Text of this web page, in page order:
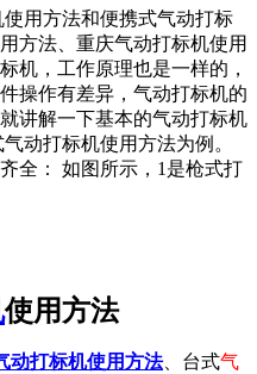
用方法和便携式气动打标
方法、重庆气动打标机使用
机，工作原理也是一样的，
操作有差异，气动打标机的
讲解一下基本的气动打标机
动打标机使用方法为例。
全： 如图所示，1是枪式打
使用方法
动打标机使用方法、台式气